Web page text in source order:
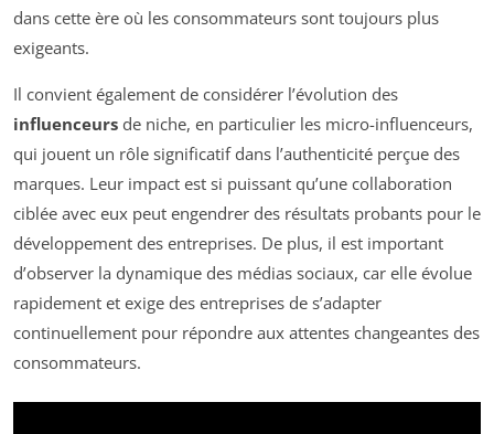
dans cette ère où les consommateurs sont toujours plus
exigeants.
Il convient également de considérer l’évolution des
influenceurs de niche, en particulier les micro-influenceurs,
qui jouent un rôle significatif dans l’authenticité perçue des
marques. Leur impact est si puissant qu’une collaboration
ciblée avec eux peut engendrer des résultats probants pour le
développement des entreprises. De plus, il est important
d’observer la dynamique des médias sociaux, car elle évolue
rapidement et exige des entreprises de s’adapter
continuellement pour répondre aux attentes changeantes des
consommateurs.